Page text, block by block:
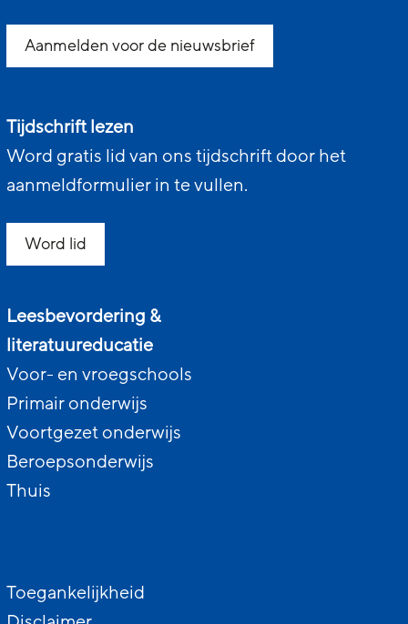
Aanmelden voor de nieuwsbrief
Tijdschrift lezen
Word gratis lid van ons tijdschrift door het
aanmeldformulier in te vullen.
Word lid
Leesbevordering &
literatuureducatie
Voor- en vroegschools
Primair onderwijs
Voortgezet onderwijs
Beroepsonderwijs
Thuis
Toegankelijkheid